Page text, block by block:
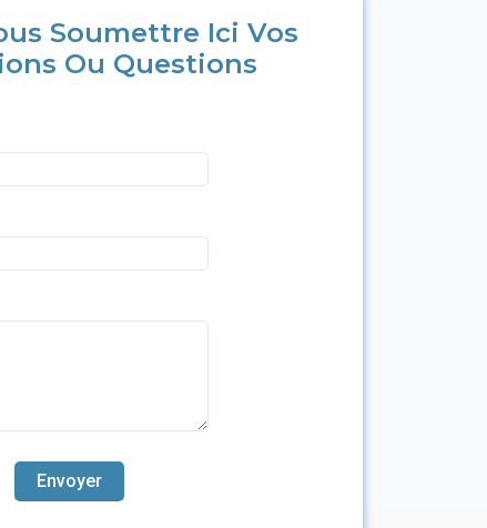
Soumettre Ici Vos
Ou Questions